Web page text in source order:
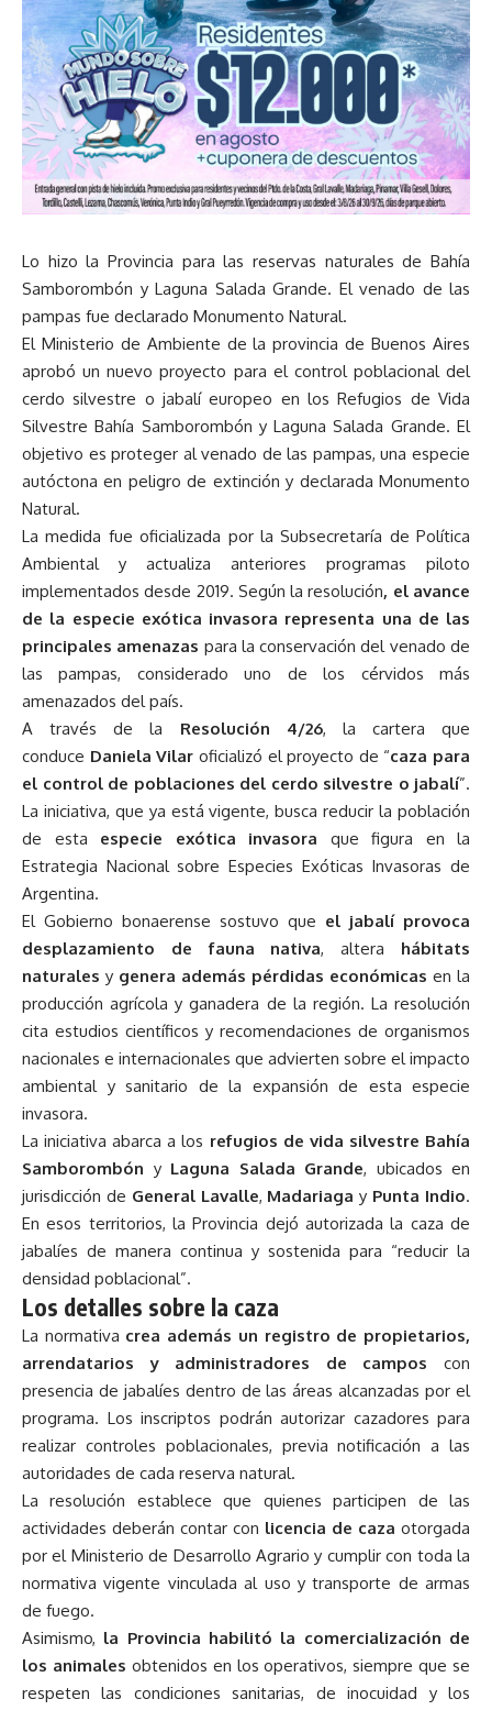
Lo hizo la Provincia para las reservas naturales de Bahía
Samborombón y Laguna Salada Grande. El venado de las
pampas fue declarado Monumento Natural.
El Ministerio de Ambiente de la provincia de Buenos Aires
aprobó un nuevo proyecto para el control poblacional del
cerdo silvestre o jabalí europeo en los Refugios de Vida
Silvestre Bahía Samborombón y Laguna Salada Grande. El
objetivo es proteger al venado de las pampas, una especie
autóctona en peligro de extinción y declarada Monumento
Natural.
La medida fue oficializada por la Subsecretaría de Política
Ambiental y actualiza anteriores programas piloto
implementados desde 2019. Según la resolución, el avance
de la especie exótica invasora representa una de las
principales amenazas para la conservación del venado de
las pampas, considerado uno de los cérvidos más
amenazados del país.
A través de la Resolución 4/26, la cartera que
conduce Daniela Vilar oficializó el proyecto de “caza para
el control de poblaciones del cerdo silvestre o jabalí”.
La iniciativa, que ya está vigente, busca reducir la población
de esta especie exótica invasora que figura en la
Estrategia Nacional sobre Especies Exóticas Invasoras de
Argentina.
El Gobierno bonaerense sostuvo que el jabalí provoca
desplazamiento de fauna nativa, altera hábitats
naturales y genera además pérdidas económicas en la
producción agrícola y ganadera de la región. La resolución
cita estudios científicos y recomendaciones de organismos
nacionales e internacionales que advierten sobre el impacto
ambiental y sanitario de la expansión de esta especie
invasora.
La iniciativa abarca a los refugios de vida silvestre Bahía
Samborombón y Laguna Salada Grande, ubicados en
jurisdicción de General Lavalle, Madariaga y Punta Indio.
En esos territorios, la Provincia dejó autorizada la caza de
jabalíes de manera continua y sostenida para “reducir la
densidad poblacional”.
Los detalles sobre la caza
La normativa crea además un registro de propietarios,
arrendatarios y administradores de campos con
presencia de jabalíes dentro de las áreas alcanzadas por el
programa. Los inscriptos podrán autorizar cazadores para
realizar controles poblacionales, previa notificación a las
autoridades de cada reserva natural.
La resolución establece que quienes participen de las
actividades deberán contar con licencia de caza otorgada
por el Ministerio de Desarrollo Agrario y cumplir con toda la
normativa vigente vinculada al uso y transporte de armas
de fuego.
Asimismo, la Provincia habilitó la comercialización de
los animales obtenidos en los operativos, siempre que se
respeten las condiciones sanitarias, de inocuidad y los